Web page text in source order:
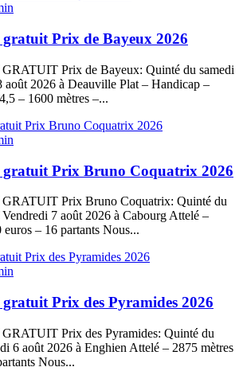
Prix de Bayeux 2026
Prix de Bayeux: Quinté du samedi
août 2026 à Deauville Plat – Handicap –
– 1600 mètres –...
gratuit Prix Bruno Coquatrix 2026
Prix Bruno Coquatrix: Quinté du
7 août 2026 à Cabourg Attelé –
– 16 partants Nous...
Prix des Pyramides 2026
Prix des Pyramides: Quinté du
6 août 2026 à Enghien Attelé – 2875 mètres
Nous...